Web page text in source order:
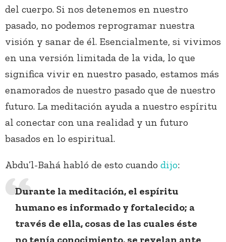
del cuerpo. Si nos detenemos en nuestro
pasado, no podemos reprogramar nuestra
visión y sanar de él. Esencialmente, si vivimos
en una versión limitada de la vida, lo que
significa vivir en nuestro pasado, estamos más
enamorados de nuestro pasado que de nuestro
futuro. La meditación ayuda a nuestro espíritu
al conectar con una realidad y un futuro
basados en lo espiritual.
Abdu’l-Bahá habló de esto cuando dijo:
Durante la meditación, el espíritu
humano es informado y fortalecido; a
través de ella, cosas de las cuales éste